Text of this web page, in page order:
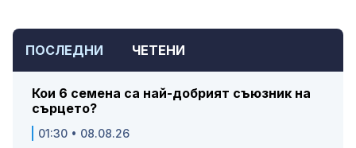
ПОСЛЕДНИ ЧЕТЕНИ
Кои 6 семена са най-добрият съюзник на
сърцето?
01:30 • 08.08.26